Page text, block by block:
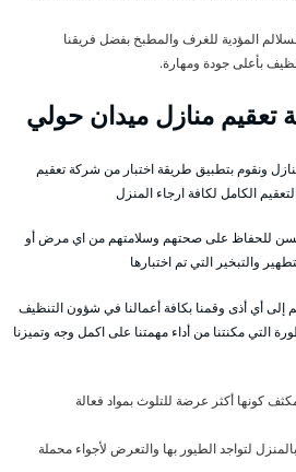
المؤدية للغرف والمطبخ بفضل فريقنا
بأعلى جودة ومهارة.
تعقيم منازل ميدان حولي
ونقوم بتطبيق طريقة اختبار من شركة تعقيم
الكامل لكافة ارجاء المنزل
للحفاظ على صحتهم وسلامتهم من اي مرض أو
والتبخير التي تم اختبارها
إلى أي أذى وقمنا بكافة أعمالنا في شؤون التنظيف
التي مكنتنا من أداء مهمتنا على اكمل وجه وتميزنا
كونها أكثر عرضة للتلوث بمواد فعالة
لتواجد الطيور بها والتعرض لأجواء محملة